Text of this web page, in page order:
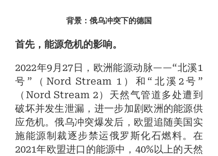
背景：俄乌冲突下的德国
首先，能源危机的影响。
2022年9月27日，欧洲能源动脉——“北溪1
号”（Nord Stream 1）和“北溪2号”
（Nord Stream 2）天然气管道多处遭到
破坏并发生泄漏，进一步加剧欧洲的能源供
应危机。俄乌冲突爆发后，欧盟追随美国实
施能源制裁逐步禁运俄罗斯化石燃料。在
2021年欧盟进口的能源中，40%以上的天然